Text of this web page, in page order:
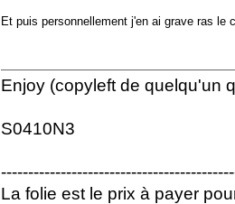
Et puis personnellement j'en ai grave ras le
Enjoy (copyleft de quelqu'un
S0410N3
La folie est le prix à payer